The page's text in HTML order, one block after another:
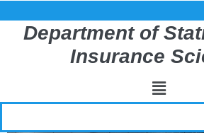
Department of
Insurance